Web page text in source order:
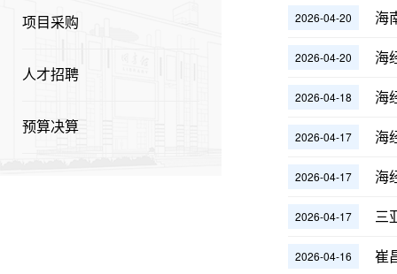
项目采购
人才招聘
预算决算
2026-04-20 海
2026-04-20 海
2026-04-18 海
2026-04-17 海
2026-04-17 海
2026-04-17 三
2026-04-16 崔